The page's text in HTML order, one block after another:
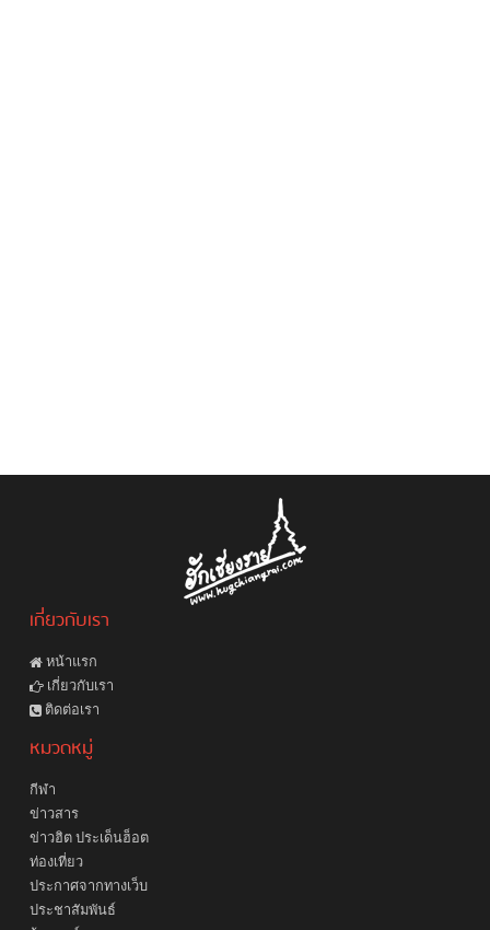
เกี่ยวกับเรา
หน้าแรก
เกี่ยวกับเรา
ติดต่อเรา
หมวดหมู่
กีฬา
ข่าวสาร
ข่าวฮิต ประเด็นฮ็อต
ท่องเที่ยว
ประกาศจากทางเว็บ
ประชาสัมพันธ์